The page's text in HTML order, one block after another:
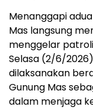
Menanggapi
Mas langsung
menggelar
Selasa (2/6/
dilaksanakan
Gunung Mas
dalam menjaga